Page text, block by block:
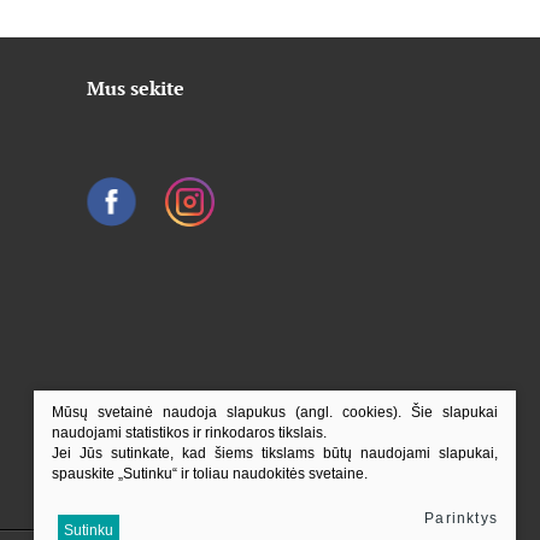
Mus sekite
Mūsų svetainė naudoja slapukus (angl. cookies). Šie slapukai
naudojami statistikos ir rinkodaros tikslais.
Jei Jūs sutinkate, kad šiems tikslams būtų naudojami slapukai,
spauskite „Sutinku“ ir toliau naudokitės svetaine.
Sutinku
Parinktys